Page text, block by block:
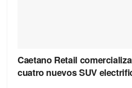
Caetano Retail
cuatro nuevos SUV